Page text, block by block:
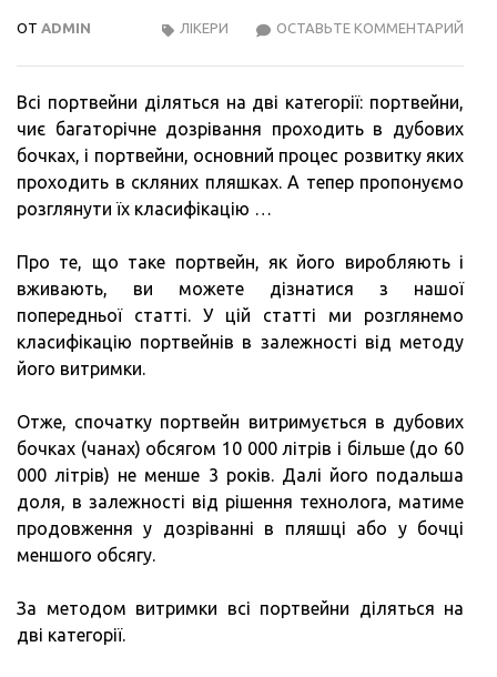
ОТ ADMIN ОСТАВЬТЕ КОММЕНТАРИЙ
ЛІКЕРИ
Всі портвейни діляться на дві категорії: портвейни,
чиє багаторічне дозрівання проходить в дубових
бочках, і портвейни, основний процес розвитку яких
проходить в скляних пляшках. А тепер пропонуємо
розглянути їх класифікацію …
Про те, що таке портвейн, як його виробляють і
вживають, ви можете дізнатися з нашої
попередньої статті. У цій статті ми розглянемо
класифікацію портвейнів в залежності від методу
його витримки.
Отже, спочатку портвейн витримується в дубових
бочках (чанах) обсягом 10 000 літрів і більше (до 60
000 літрів) не менше 3 років. Далі його подальша
доля, в залежності від рішення технолога, матиме
продовження у дозріванні в пляшці або у бочці
меншого обсягу.
За методом витримки всі портвейни діляться на
дві категорії.